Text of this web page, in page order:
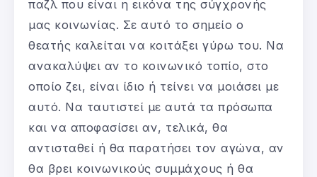
παζλ που είναι η εικόνα της σύγχρονής
μας κοινωνίας. Σε αυτό το σημείο ο
θεατής καλείται να κοιτάξει γύρω του. Να
ανακαλύψει αν το κοινωνικό τοπίο, στο
οποίο ζει, είναι ίδιο ή τείνει να μοιάσει με
αυτό. Να ταυτιστεί με αυτά τα πρόσωπα
και να αποφασίσει αν, τελικά, θα
αντισταθεί ή θα παρατήσει τον αγώνα, αν
θα βρει κοινωνικούς συμμάχους ή θα